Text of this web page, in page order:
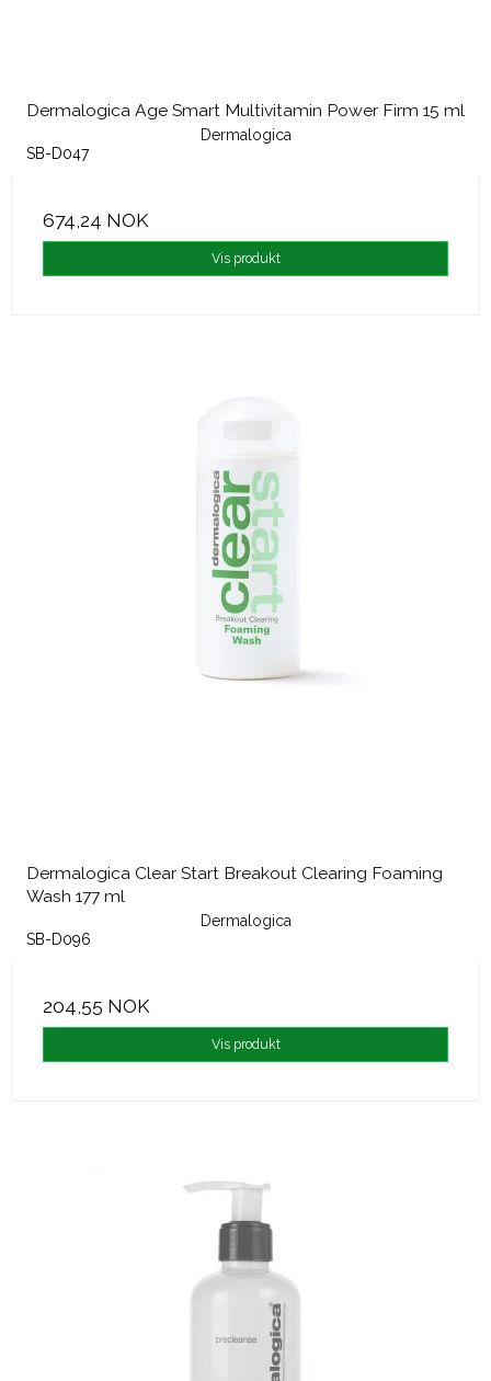
Dermalogica Age Smart Multivitamin Power Firm 15 ml
Dermalogica
SB-D047
674,24 NOK
Vis produkt
Dermalogica Clear Start Breakout Clearing Foaming
Wash 177 ml
Dermalogica
SB-D096
204,55 NOK
Vis produkt